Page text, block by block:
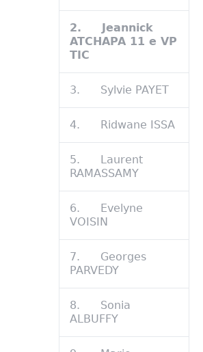
2.
Jeannick
ATCHAPA 11 e VP
TIC
3. Sylvie PAYET
4. Ridwane ISSA
5. Laurent
RAMASSAMY
6. Evelyne
VOISIN
7. Georges
PARVEDY
8. Sonia
ALBUFFY